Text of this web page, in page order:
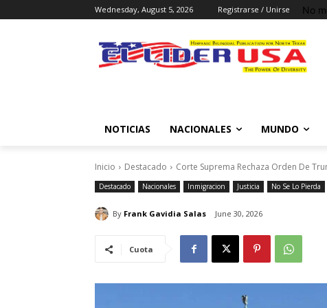
Wednesday, August 5, 2026 Registrarse / Unirse No
NOTICIAS NACIONALES MUNDO
Inicio Destacado Corte Suprema Rechaza Orden De
Destacado Nacionales Inmigracion Justicia No Se Lo Pierda
By Frank Gavidia Salas June 30, 2026
Cuota